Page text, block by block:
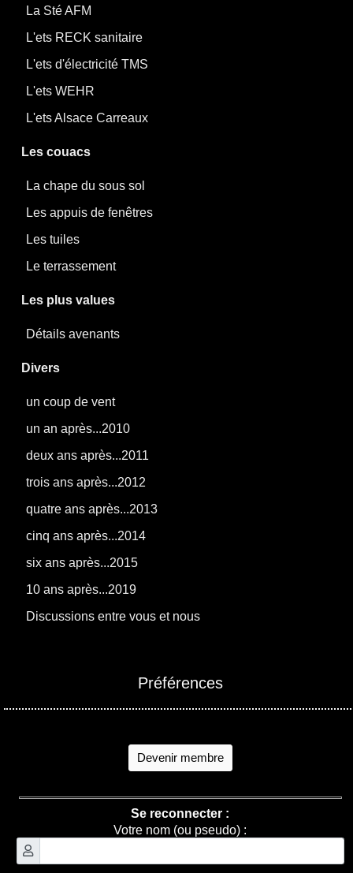
La Sté AFM
L'ets RECK sanitaire
L'ets d'électricité TMS
L'ets WEHR
L'ets Alsace Carreaux
Les couacs
La chape du sous sol
Les appuis de fenêtres
Les tuiles
Le terrassement
Les plus values
Détails avenants
Divers
un coup de vent
un an après...2010
deux ans après...2011
trois ans après...2012
quatre ans après...2013
cinq ans après...2014
six ans après...2015
10 ans après...2019
Discussions entre vous et nous
Préférences
Devenir membre
Se reconnecter :
Votre nom (ou pseudo) :